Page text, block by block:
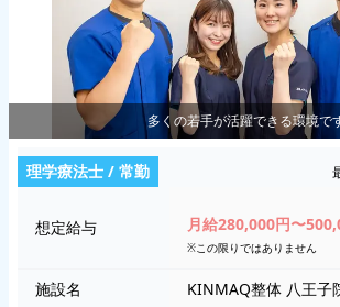
多くの若手が活躍できる環境で
理学療法士 / 常勤
想定給与 月給280,000円〜
※この限りではありません
施設名 KINMAQ整体 八王子